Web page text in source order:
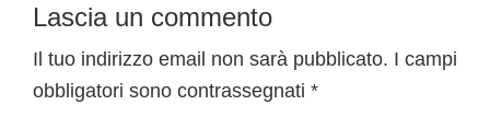
Interazioni
del
lettore
Lascia un commento
Il tuo indirizzo email non sarà pubblicato. I campi
obbligatori sono contrassegnati *